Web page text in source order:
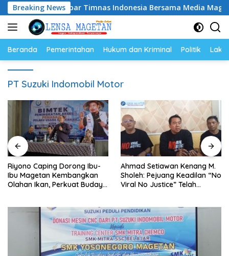
Langsung
ke
konten
Breaking News
Nobar Timnas Indonesia Bersama Media Magetan,
Beranda Pemerintahan Hukum dan Kriminal Politik
PT Suzuki Indomobil Motor
Riyono Caping Dorong Ibu-
Ibu Magetan Kembangkan
Olahan Ikan, Perkuat Budaya
Ahmad Setiawan Kenang M.
Sholeh: Pejuang Keadilan “No
Viral No Justice” Telah